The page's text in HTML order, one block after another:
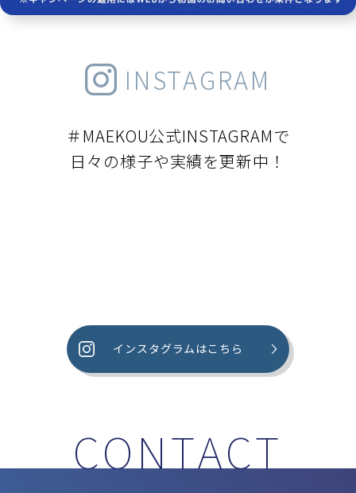
INSTAGRAM
＃MAEKOU公式INSTAGRAMで
日々の様子や実績を更新中！
インスタグラムはこちら